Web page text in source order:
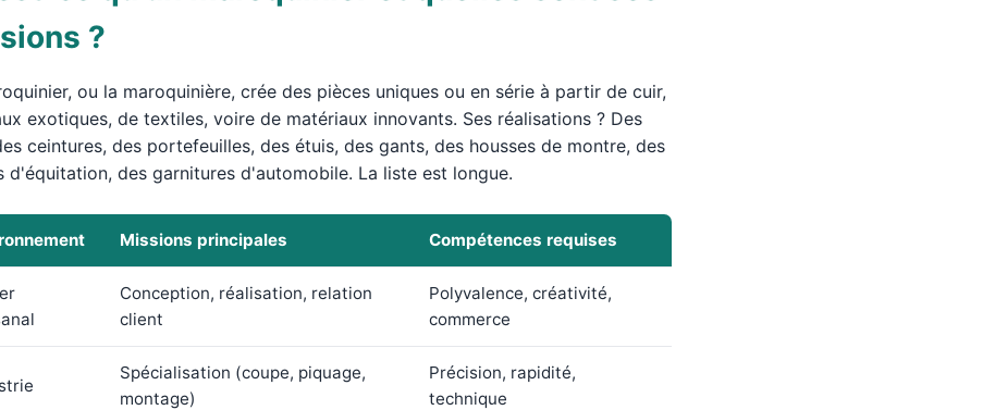
?
ou la maroquinière, crée des pièces uniques ou en série à partir de cuir,
exotiques, de textiles, voire de matériaux innovants. Ses réalisations ? Des
ceintures, des portefeuilles, des étuis, des gants, des housses de montre, des
d'équitation, des garnitures d'automobile. La liste est longue.
Missions principales Compétences requises
Conception, réalisation, relation
client
Polyvalence, créativité,
commerce
Spécialisation (coupe, piquage,
montage)
Précision, rapidité,
technique